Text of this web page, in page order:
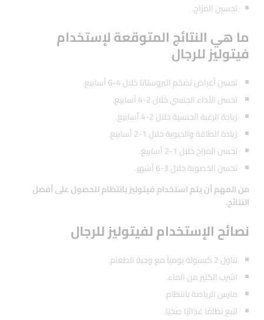
تحسين المزاج.
ما هي النتائج المتوقعة لإستخدام
فيتوليز للرجال
تحسن أعراض تضخم البروستاتا خلال 4-6 أسابيع.
تحسن الأداء الجنسي خلال 2-4 أسابيع.
زيادة الرغبة الجنسية خلال 2-4 أسابيع.
زيادة الطاقة والحيوية خلال 1-2 أسابيع.
تحسن المزاج خلال 1-2 أسابيع.
تحسن الخصوبة خلال 3-6 أشهر.
من المهم أن يتم استخدام فيتوليز بانتظام للحصول على أفضل
النتائج.
نصائح الإستخدام لفيتوليز للرجال
تناول 2 كبسولة يومياً مع وجبة الطعام.
اشرب الكثير من الماء.
مارس الرياضة بانتظام.
اتبع نظامًا غذائيًا صحيًا.